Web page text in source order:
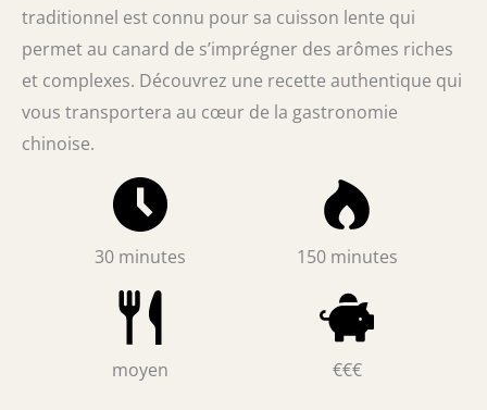
traditionnel est connu pour sa cuisson lente qui
permet au canard de s’imprégner des arômes riches
et complexes. Découvrez une recette authentique qui
vous transportera au cœur de la gastronomie
chinoise.
30 minutes 150 minutes
moyen €€€